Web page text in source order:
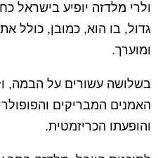
ולרי מלדזה יופיע בישראל
גדול, בו הוא, כמובן, כולל
ומוערך.
בשלושה עשורים על הבמה,
האמנים המבריקים
והופעתו הכריזמטית.